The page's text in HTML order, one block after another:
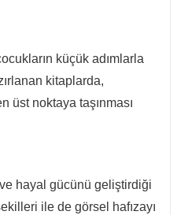
küçük adımlarla
kitaplarda,
üst noktaya taşınması
hayal gücünü geliştirdiği
ile de görsel hafızayı